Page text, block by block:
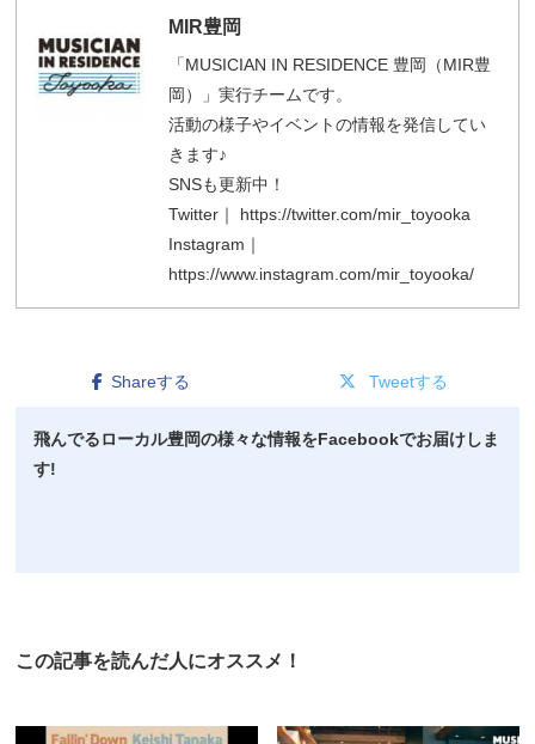
MIR豊岡
「MUSICIAN IN RESIDENCE 豊岡（MIR豊
岡）」実行チームです。
活動の様子やイベントの情報を発信してい
きます♪
SNSも更新中！
Twitter｜ https://twitter.com/mir_toyooka
Instagram｜
https://www.instagram.com/mir_toyooka/
Shareする Tweetする
飛んでるローカル豊岡の様々な情報をFacebookでお届けしま
す!
この記事を読んだ人にオススメ！